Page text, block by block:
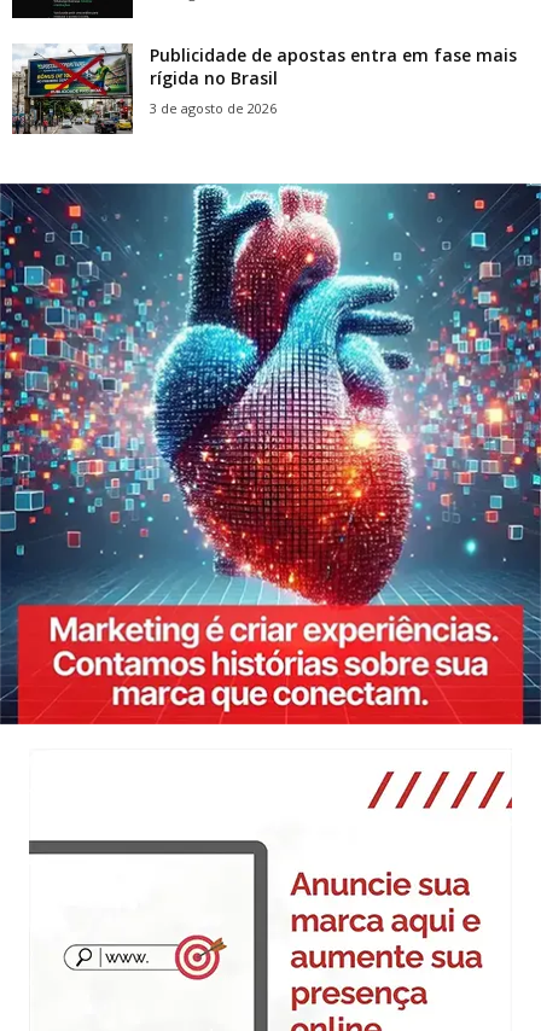
Publicidade de apostas entra em fase mais
rígida no Brasil
3 de agosto de 2026